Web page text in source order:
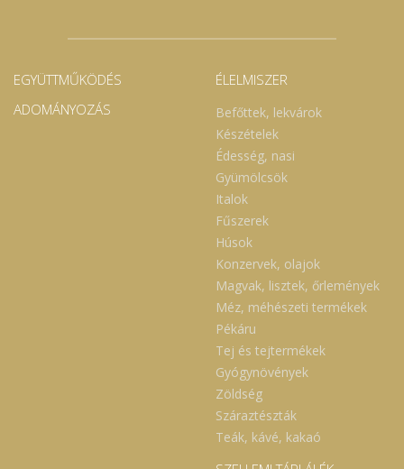
EGYÜTTMŰKÖDÉS
ADOMÁNYOZÁS
ÉLELMISZER
Befőttek, lekvárok
Készételek
Édesség, nasi
Gyümölcsök
Italok
Fűszerek
Húsok
Konzervek, olajok
Magvak, lisztek, őrlemények
Méz, méhészeti termékek
Pékáru
Tej és tejtermékek
Gyógynövények
Zöldség
Száraztészták
Teák, kávé, kakaó